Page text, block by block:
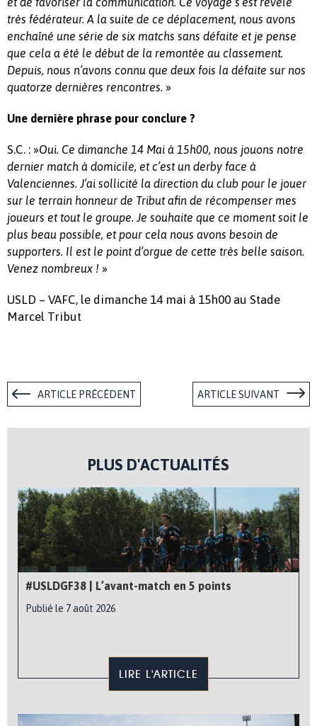
très fédérateur. A la suite de ce déplacement, nous avons
enchaîné une série de six matchs sans défaite et je pense
que cela a été le début de la remontée au classement.
Depuis, nous n’avons connu que deux fois la défaite sur nos
quatorze dernières rencontres. »
Une dernière phrase pour conclure ?
S.C. : »Oui. Ce dimanche 14 Mai à 15h00, nous jouons notre
dernier match à domicile, et c’est un derby face à
Valenciennes. J’ai sollicité la direction du club pour le jouer
sur le terrain honneur de Tribut afin de récompenser mes
joueurs et tout le groupe. Je souhaite que ce moment soit le
plus beau possible, et pour cela nous avons besoin de
supporters. Il est le point d’orgue de cette très belle saison.
Venez nombreux ! »
USLD – VAFC, le dimanche 14 mai à 15h00 au Stade
Marcel Tribut
ARTICLE PRÉCÉDENT ARTICLE SUIVANT
PLUS D'ACTUALITÉS
#USLDGF38 | L’avant-match en 5 points
Publié le 7 août 2026
LIRE L'ARTICLE